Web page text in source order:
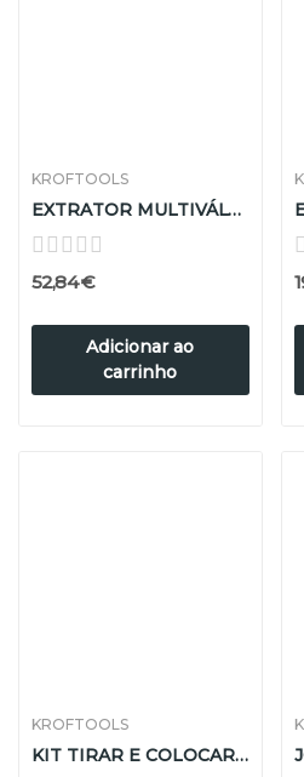
KROFTOOLS
EXTRATOR MULTIVÁLVULAS 75 - 225mm
52,84 €
Adicionar ao
carrinho
KROFTOOLS
KIT TIRAR E COLOCAR CORREIAS ELÁSTICAS C/EUROPEUS